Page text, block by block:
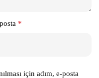
*
için adım, e-posta